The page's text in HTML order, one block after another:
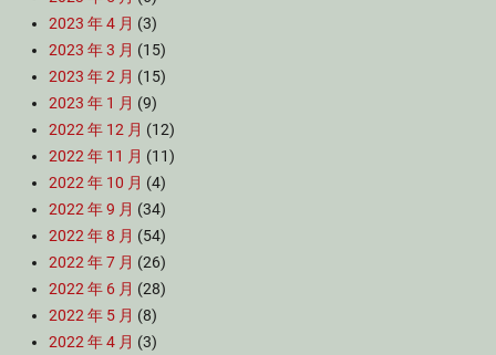
2023 年 4 月 (3)
2023 年 3 月 (15)
2023 年 2 月 (15)
2023 年 1 月 (9)
2022 年 12 月 (12)
2022 年 11 月 (11)
2022 年 10 月 (4)
2022 年 9 月 (34)
2022 年 8 月 (54)
2022 年 7 月 (26)
2022 年 6 月 (28)
2022 年 5 月 (8)
2022 年 4 月 (3)